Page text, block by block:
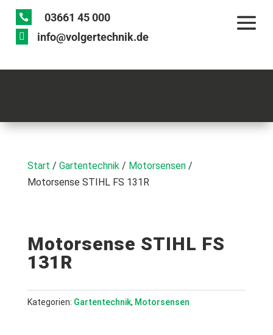
 03661 45 000
 info@volgertechnik.de
Start / Gartentechnik/ Motorsensen/
Motorsense STIHL FS 131R
Motorsense STIHL FS
131R
Kategorien: Gartentechnik, Motorsensen